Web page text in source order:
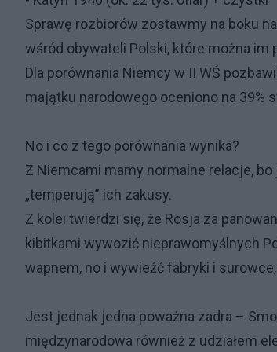
Sprawę rozbiorów zostawmy na boku
wśród obywateli Polski, które można
Dla porównania Niemcy w II WŚ
majątku narodowego oceniono na 39%
No i co z tego porównania wynika?
Z Niemcami mamy normalne relacje,
„temperują” ich zakusy.
Z kolei twierdzi się, że Rosja za
kibitkami wywozić nieprawomyślnych
wapnem, no i wywieźć fabryki i
Jest jednak jedna poważna zadra –
międzynarodowa również z udziałem